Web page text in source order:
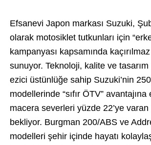
Efsanevi Japon markası Suzuki,
olarak motosiklet tutkunları için
kampanyası kapsamında
sunuyor. Teknoloji, kalite ve tasarım
ezici üstünlüğe sahip Suzuki’nin
modellerinde “sıfır ÖTV”
macera severleri yüzde 22’ye
bekliyor. Burgman 200/ABS ve
modelleri şehir içinde hayatı